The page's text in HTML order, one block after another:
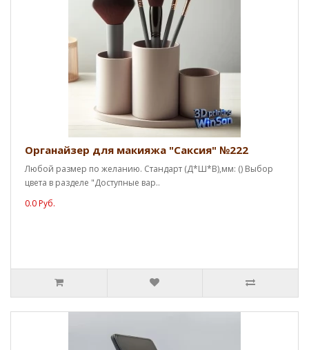
Органайзер для макияжа "Саксия" №222
Любой размер по желанию. Стандарт (Д*Ш*В),мм: () Выбор
цвета в разделе "Доступные вар..
0.0 Руб.